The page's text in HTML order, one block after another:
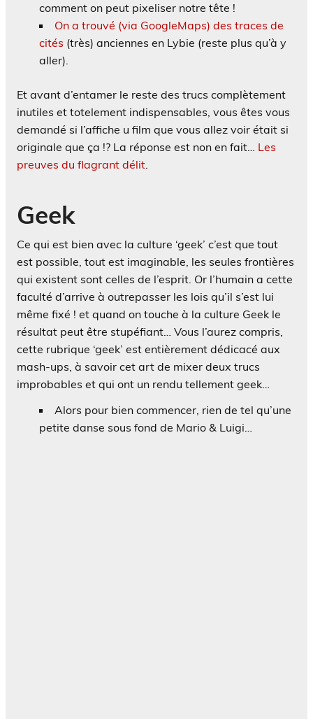
comment on peut pixeliser notre tête !
On a trouvé (via GoogleMaps) des traces de
cités (très) anciennes en Lybie (reste plus qu’à y
aller).
Et avant d’entamer le reste des trucs complètement
inutiles et totelement indispensables, vous êtes vous
demandé si l’affiche u film que vous allez voir était si
originale que ça !? La réponse est non en fait… Les
preuves du flagrant délit.
Geek
Ce qui est bien avec la culture ‘geek’ c’est que tout
est possible, tout est imaginable, les seules frontières
qui existent sont celles de l’esprit. Or l’humain a cette
faculté d’arrive à outrepasser les lois qu’il s’est lui
même fixé ! et quand on touche à la culture Geek le
résultat peut être stupéfiant… Vous l’aurez compris,
cette rubrique ‘geek’ est entièrement dédicacé aux
mash-ups, à savoir cet art de mixer deux trucs
improbables et qui ont un rendu tellement geek…
Alors pour bien commencer, rien de tel qu’une
petite danse sous fond de Mario & Luigi…